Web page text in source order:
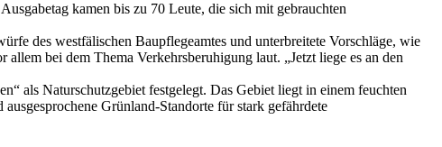
kamen bis zu 70 Leute, die sich mit gebrauchten
des westfälischen Baupflegeamtes und unterbreitete Vorschläge, wie
bei dem Thema Verkehrsberuhigung laut. „Jetzt liege es an den
als Naturschutzgebiet festgelegt. Das Gebiet liegt in einem feuchten
Grünland-Standorte für stark gefährdete